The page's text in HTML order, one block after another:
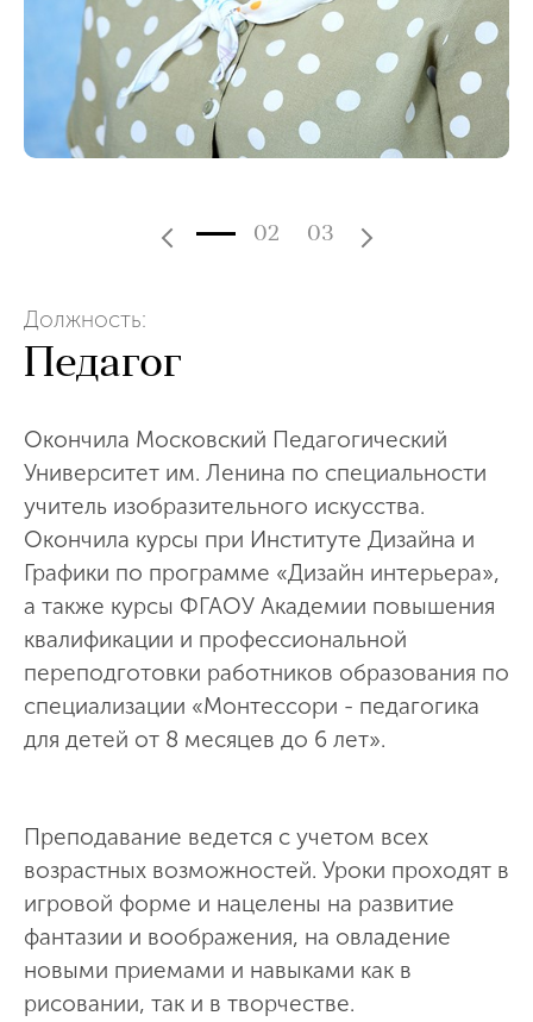
02 03
Должность:
Педагог
Окончила Московский Педагогический
Университет им. Ленина по специальности
учитель изобразительного искусства.
Окончила курсы при Институте Дизайна и
Графики по программе «Дизайн интерьера»,
а также курсы ФГАОУ Академии повышения
квалификации и профессиональной
переподготовки работников образования по
специализации «Монтессори - педагогика
для детей от 8 месяцев до 6 лет».
Преподавание ведется с учетом всех
возрастных возможностей. Уроки проходят в
игровой форме и нацелены на развитие
фантазии и воображения, на овладение
новыми приемами и навыками как в
рисовании, так и в творчестве.